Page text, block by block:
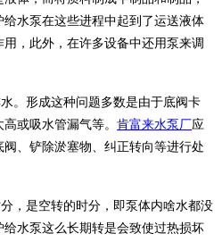
水泵在这些进程中起到了运送液体
，此外，在许多设备中还用泵来调
。形成这种问题多数是由于底阀卡
或吸水管漏气等。 肯富来水泵厂应
、铲除淤塞物、纠正转向等进行处
，是空转的时分，即泵体内啥水都没
水泵这么长期转是会致使过热损坏